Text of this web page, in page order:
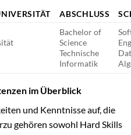
ABSCHLUSS
Bachelor of
Science
Technische
Informatik
im Überblick
und Kenntnisse auf, die
gehören sowohl Hard Skills